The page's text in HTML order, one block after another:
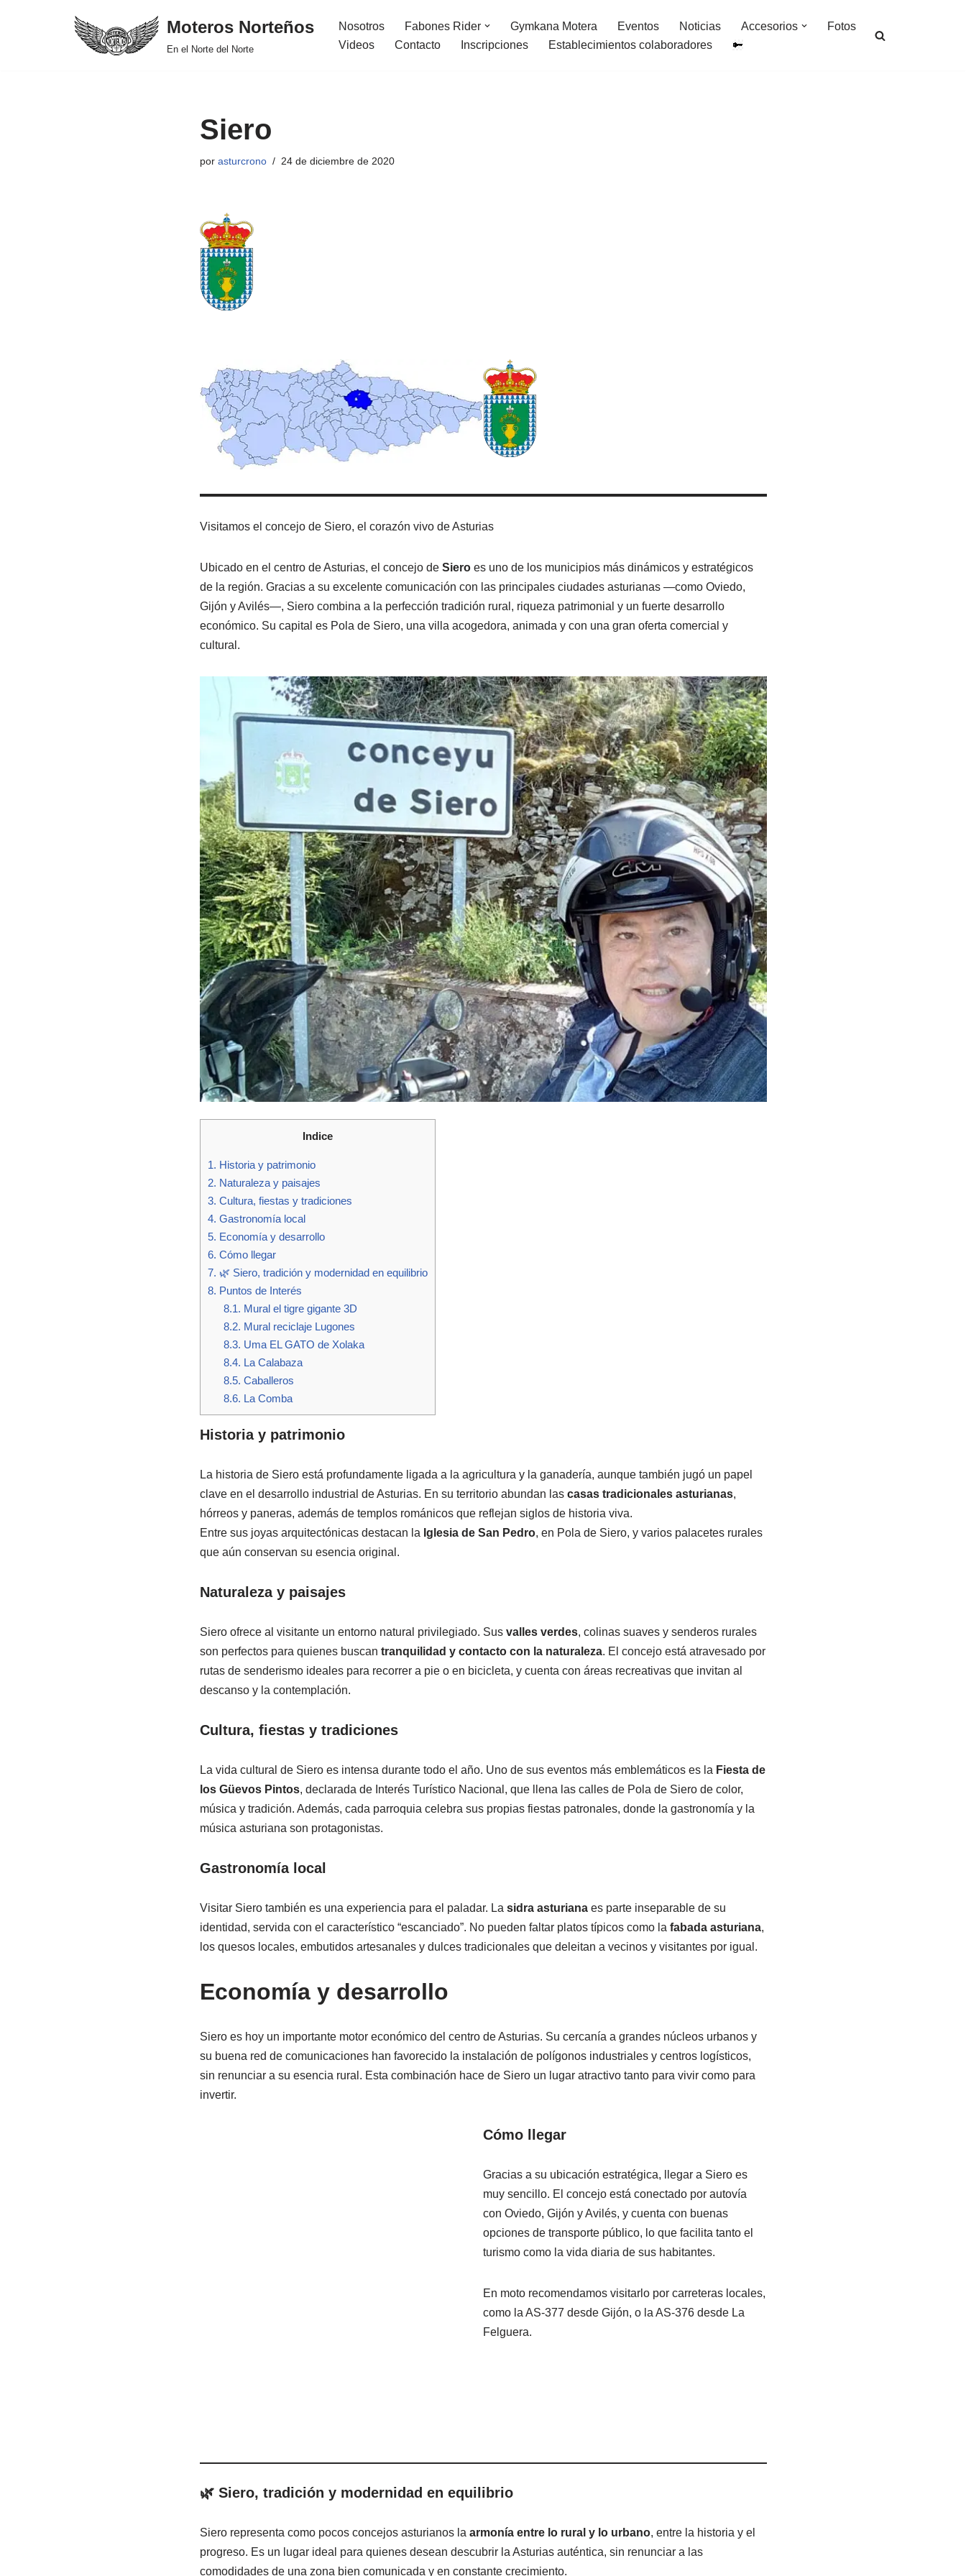
Moteros Norteños
En el Norte del Norte
Nosotros Fabones Rider Gymkana Motera Eventos Noticias Accesorios
Fotos
Videos
Contacto Inscripciones Establecimientos colaboradores
Siero
por asturcrono 24 de diciembre de 2020
Visitamos el concejo de Siero, el corazón vivo de Asturias
Ubicado en el centro de Asturias, el concejo de Sieroes uno de los municipios más dinámicos y estratégicos
de la región. Gracias a su excelente comunicación con las principales ciudades asturianas —como Oviedo,
Gijón y Avilés—, Siero combina a la perfección tradición rural, riqueza patrimonial y un fuerte desarrollo
económico. Su capital es Pola de Siero, una villa acogedora, animada y con una gran oferta comercial y
cultural.
Indice
1. Historia y patrimonio
2. Naturaleza y paisajes
3. Cultura, fiestas y tradiciones
4. Gastronomía local
5. Economía y desarrollo
6. Cómo llegar
7. 🌿 Siero, tradición y modernidad en equilibrio
8. Puntos de Interés
8.1. Mural el tigre gigante 3D
8.2. Mural reciclaje Lugones
8.3. Uma EL GATO de Xolaka
8.4. La Calabaza
8.5. Caballeros
8.6. La Comba
Historia y patrimonio
La historia de Siero está profundamente ligada a la agricultura y la ganadería, aunque también jugó un papel
clave en el desarrollo industrial de Asturias. En su territorio abundan las casas tradicionales asturianas,
hórreos y paneras, además de templos románicos que reflejan siglos de historia viva.
Entre sus joyas arquitectónicas destacan la Iglesia de San Pedro, en Pola de Siero, y varios palacetes rurales
que aún conservan su esencia original.
Naturaleza y paisajes
Siero ofrece al visitante un entorno natural privilegiado. Sus valles verdes, colinas suaves y senderos rurales
son perfectos para quienes buscan tranquilidad y contacto con la naturaleza. El concejo está atravesado por
rutas de senderismo ideales para recorrer a pie o en bicicleta, y cuenta con áreas recreativas que invitan al
descanso y la contemplación.
Cultura, fiestas y tradiciones
La vida cultural de Siero es intensa durante todo el año. Uno de sus eventos más emblemáticos es la Fiesta de
los Güevos Pintos, declarada de Interés Turístico Nacional, que llena las calles de Pola de Siero de color,
música y tradición. Además, cada parroquia celebra sus propias fiestas patronales, donde la gastronomía y la
música asturiana son protagonistas.
Gastronomía local
Visitar Siero también es una experiencia para el paladar. La sidra asturianaes parte inseparable de su
identidad, servida con el característico “escanciado”. No pueden faltar platos típicos como la fabada asturiana,
los quesos locales, embutidos artesanales y dulces tradicionales que deleitan a vecinos y visitantes por igual.
Economía y desarrollo
Siero es hoy un importante motor económico del centro de Asturias. Su cercanía a grandes núcleos urbanos y
su buena red de comunicaciones han favorecido la instalación de polígonos industriales y centros logísticos,
sin renunciar a su esencia rural. Esta combinación hace de Siero un lugar atractivo tanto para vivir como para
invertir.
Cómo llegar
Gracias a su ubicación estratégica, llegar a Siero es
muy sencillo. El concejo está conectado por autovía
con Oviedo, Gijón y Avilés, y cuenta con buenas
opciones de transporte público, lo que facilita tanto el
turismo como la vida diaria de sus habitantes.
En moto recomendamos visitarlo por carreteras locales,
como la AS-377 desde Gijón, o la AS-376 desde La
Felguera.
🌿 Siero, tradición y modernidad en equilibrio
Siero representa como pocos concejos asturianos la armonía entre lo rural y lo urbano, entre la historia y el
progreso. Es un lugar ideal para quienes desean descubrir la Asturias auténtica, sin renunciar a las
comodidades de una zona bien comunicada y en constante crecimiento.